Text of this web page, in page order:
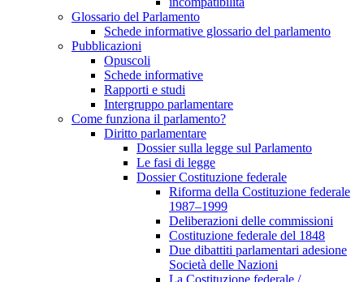
Glossario del Parlamento
Schede informative glossario del parlamento
Pubblicazioni
Opuscoli
Schede informative
Rapporti e studi
Intergruppo parlamentare
Come funziona il parlamento?
Diritto parlamentare
Dossier sulla legge sul Parlamento
Le fasi di legge
Dossier Costituzione federale
Riforma della Costituzione federale
1987–1999
Deliberazioni delle commissioni
Costituzione federale del 1848
Due dibattiti parlamentari adesione
Società delle Nazioni